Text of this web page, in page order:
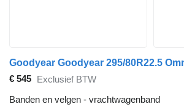
Goodyear Goodyear 295/80R22.5
€ 545 Exclusief BTW
Banden en velgen - vrachtwagenband